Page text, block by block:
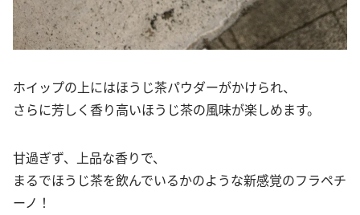
ホイップの上にはほうじ茶パウダーがかけられ、
さらに芳しく香り高いほうじ茶の風味が楽しめます。
甘過ぎず、上品な香りで、
まるでほうじ茶を飲んでいるかのような新感覚のフラペチ
ーノ！